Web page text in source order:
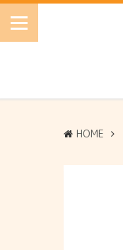
HOME